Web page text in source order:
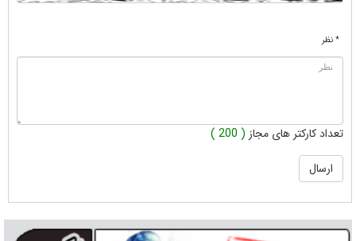
* نظر
تعداد کارکتر های مجاز ( 200 )